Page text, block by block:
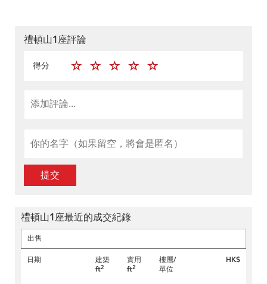
禮頓山1座評論
得分
提交
禮頓山1座最近的成交紀錄
出售
日期
建築
ft2
實用
ft2
樓層/
單位
HK$